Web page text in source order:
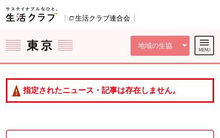
ページの先頭です。
生活クラブ連合会
地域の生協
ここからサイト内共通メニューです。
サイト内共通メニューをスキップする
サイト内共通メニューここまで。
指定されたニュース・記事は存在しません。